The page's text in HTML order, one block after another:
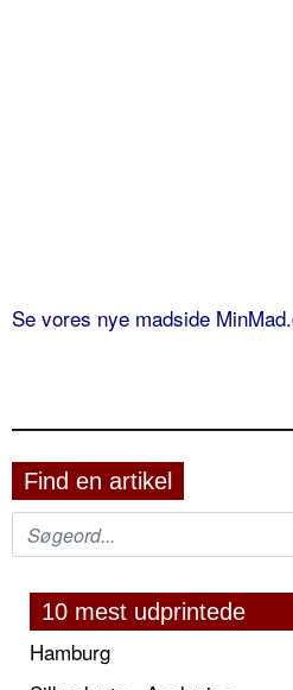
Se vores nye madside
Find en artikel
10 mest udprintede
Hamburg